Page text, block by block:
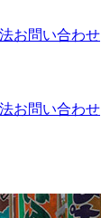
お問い合わせ
お問い合わせ